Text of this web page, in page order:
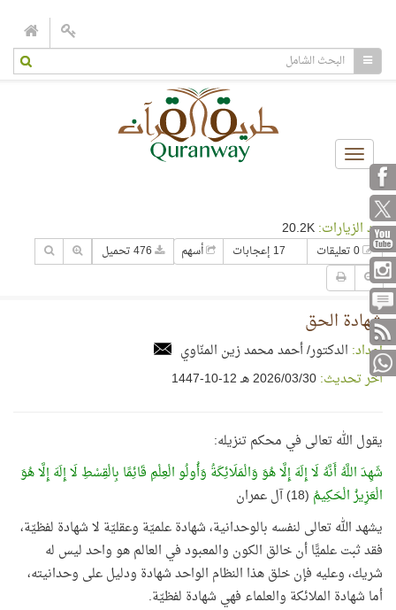
Toggle
navigation
عدد الزيارات:
17 إعجابات أسهم
شهادة الحق
إعداد: الدكتور/ أحمد محمد زين المنّاوي
آخر تحديث:30‏/03‏/2026 هـ 12-10-1447
يقول الله تعالى في محكم تنزيله:
شَهِدَ اللَّهُ أَنَّهُ لَا إِلَهَ إِلَّا هُوَ وَالْمَلَائِكَةُ وَأُولُو الْعِلْمِ قَائِمًا بِالْقِسْطِ لَا إِلَهَ إِلَّا هُوَ
الْعَزِيزُ الْحَكِيمُ (18) آل عمران
يشهد الله تعالى لنفسه بالوحدانية، شهادة علميّة وعقليّة لا شهادة لفظيّة،
فقد ثبت علميًّا أن خالق الكون والمعبود في العالم هو واحد ليس له
شريك، وعليه فإن خلق هذا النظام الواحد شهادة ودليل على وحدانيته،
أما شهادة الملائكة والعلماء فهي شهادة لفظيّة.